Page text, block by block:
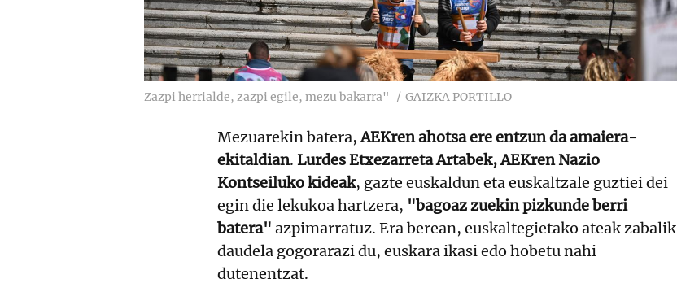
Zazpi herrialde, zazpi egile, mezu bakarra" GAIZKA PORTILLO
Mezuarekin batera,AEKren ahotsa ere entzun da amaiera-
ekitaldian. Lurdes Etxezarreta Artabek, AEKren Nazio
Kontseiluko kideak, gazte euskaldun eta euskaltzale guztiei dei
egin die lekukoa hartzera, "bagoaz zuekin pizkunde berri
batera" azpimarratuz. Era berean, euskaltegietako ateak zabalik
daudela gogorarazi du, euskara ikasi edo hobetu nahi
dutenentzat.